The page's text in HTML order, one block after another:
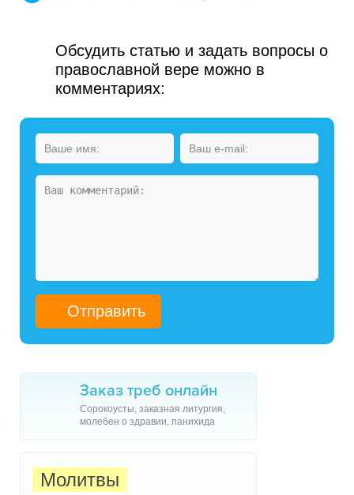
Обсудить статью и задать вопросы о
православной вере можно в
комментариях:
Заказ треб онлайн
Сорокоусты, заказная литургия,
молебен о здравии, панихида
Молитвы